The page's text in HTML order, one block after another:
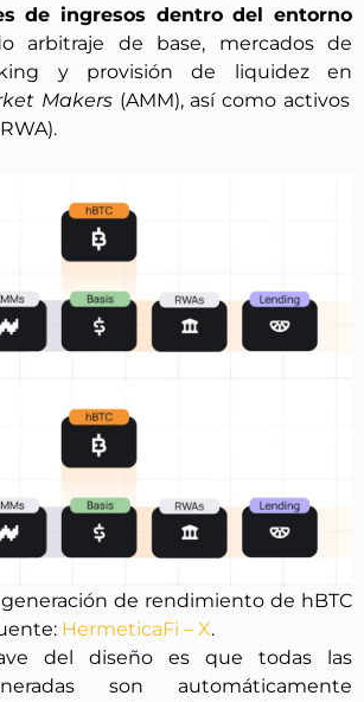
de ingresos dentro del entorno
arbitraje de base, mercados de
y provisión de liquidez en
Makers(AMM), así como activos
de rendimiento de hBTC
HermeticaFi – X.
del diseño es que todas las
son automáticamente